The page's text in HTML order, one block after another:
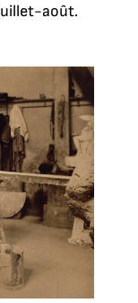
août.